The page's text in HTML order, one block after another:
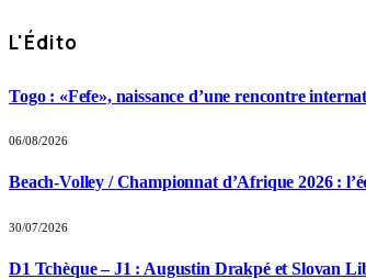
L'Édito
Togo : «Fefe», naissance d’une rencontre
06/08/2026
Beach-Volley / Championnat d’Afrique 2026 :
30/07/2026
D1 Tchèque – J1 : Augustin Drakpé et Slovan